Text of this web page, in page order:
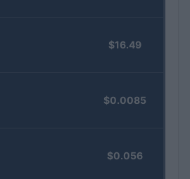
$16.49
$0.0085
$0.056